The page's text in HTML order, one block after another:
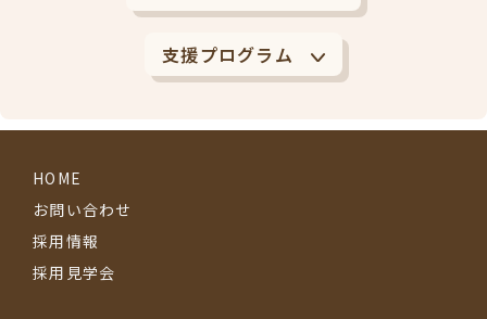
支援プログラム
HOME
お問い合わせ
採用情報
採用見学会